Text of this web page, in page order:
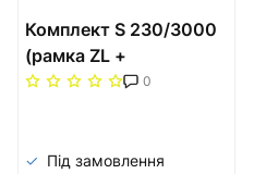
Комплект S 230/3000
(рамка ZL +
повздовжня решітка
0
Під замовлення